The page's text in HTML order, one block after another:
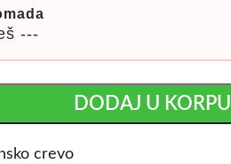
---
DODAJ U KORPU
crevo